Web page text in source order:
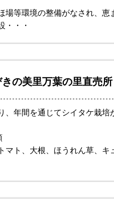
場等環境の整備がなされ、恵
・・・
の美里万葉の里直売所
、年間を通じてシイタケ栽培
マト、大根、ほうれん草、キ